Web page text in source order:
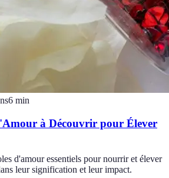
6 min
à Découvrir pour Élever
d'amour essentiels pour nourrir et élever
leur signification et leur impact.